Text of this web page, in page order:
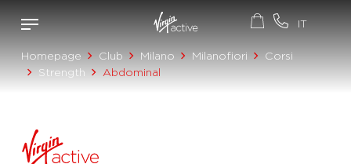
Homepage Club Milano Milanofiori
Corsi
Strength
Abdominal